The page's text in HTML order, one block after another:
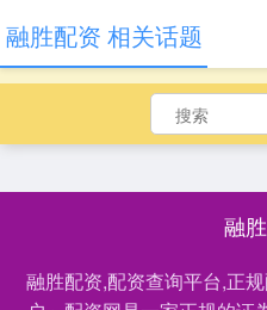
融
融胜配资,配资查询平台,正
融胜配资 相关话题